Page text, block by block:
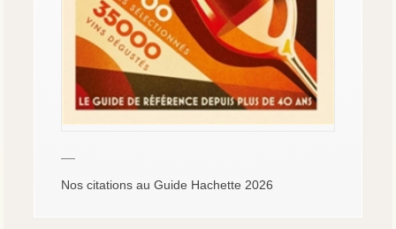
—
Nos citations au Guide Hachette 2026